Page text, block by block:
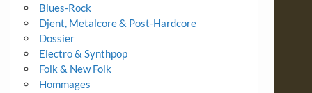
Blues-Rock
Djent, Metalcore & Post-Hardcore
Dossier
Electro & Synthpop
Folk & New Folk
Hommages